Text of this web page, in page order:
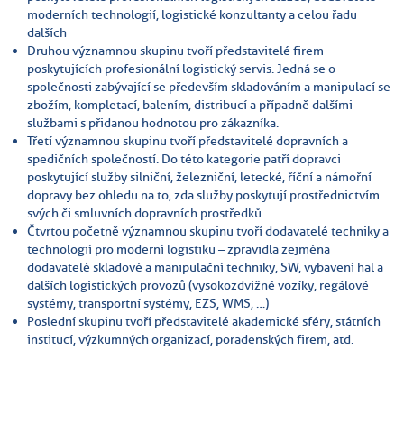
moderních technologií, logistické konzultanty a celou řadu
dalších
Druhou významnou skupinu tvoří představitelé firem
poskytujících profesionální logistický servis. Jedná se o
společnosti zabývající se především skladováním a manipulací se
zbožím, kompletací, balením, distribucí a případně dalšími
službami s přidanou hodnotou pro zákazníka.
Třetí významnou skupinu tvoří představitelé dopravních a
spedičních společností. Do této kategorie patří dopravci
poskytující služby silniční, železniční, letecké, říční a námořní
dopravy bez ohledu na to, zda služby poskytují prostřednictvím
svých či smluvních dopravních prostředků.
Čtvrtou početně významnou skupinu tvoří dodavatelé techniky a
technologií pro moderní logistiku – zpravidla zejména
dodavatelé skladové a manipulační techniky, SW, vybavení hal a
dalších logistických provozů (vysokozdvižné vozíky, regálové
systémy, transportní systémy, EZS, WMS, …)
Poslední skupinu tvoří představitelé akademické sféry, státních
institucí, výzkumných organizací, poradenských firem, atd.